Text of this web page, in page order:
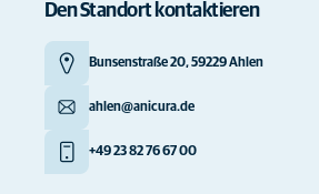
Den Standort kontaktieren
Bunsenstraße 20, 59229 Ahlen
ahlen@anicura.de
+49 23 82 76 67 00